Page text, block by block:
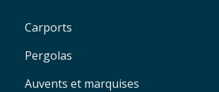
Carports
Pergolas
Auvents et marquises